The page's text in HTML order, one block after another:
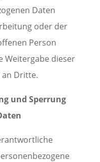
Daten
oder der
Person
Weitergabe dieser
Dritte.
und Sperrung